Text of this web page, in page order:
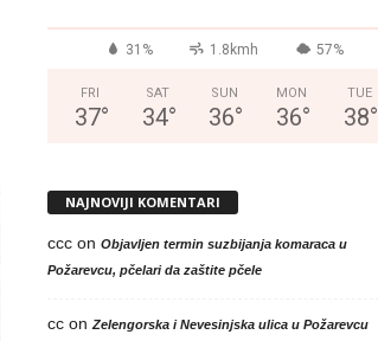
31% 1.8kmh 57%
FRI
37°
SAT
34°
SUN
36°
MON
36°
TUE
38°
NAJNOVIJI KOMENTARI
cccon Objavljen termin suzbijanja komaraca u
Požarevcu, pčelari da zaštite pčele
ccon Zelengorska i Nevesinjska ulica u Požarevcu